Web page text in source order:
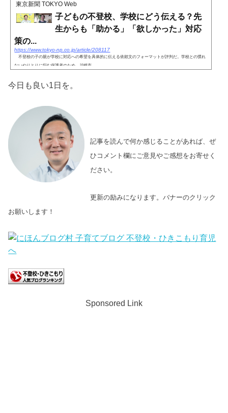
東京新聞 TOKYO Web
子どもの不登校、学校にどう伝える？先
生からも「助かる」「欲しかった」対応
策の...
https://www.tokyo-np.co.jp/article/208117
不登校の子の親が学校に対応への希望を具体的に伝える依頼文のフォーマットが評判だ。学校との慣れ
ないやりとりに悩む保護者のため、川崎市...
今日も良い1日を。
記事を読んで何か感じることがあれば、ぜ
ひコメント欄にご意見やご感想をお寄せく
ださい。
更新の励みになります。バナーのクリック
お願いします！
Sponsored Link